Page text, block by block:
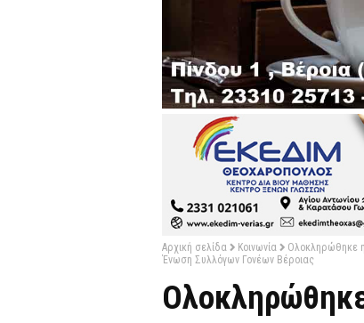
Αρχική σελίδα Κοινωνία
Ολοκληρώθηκε
Ένωση Συλλόγων Γονέων Βέροιας